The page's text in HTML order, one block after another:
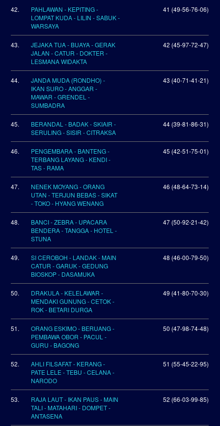
42.
PAHLAWAN - KEPITING -
LOMPAT KUDA - LILIN - SABUK -
WARSAYA
41 (49-56-76-06)
43.
JEJAKA TUA - BUAYA - GERAK
JALAN - CATUR - DOKTER -
LESMANA WIDAKTA
42 (45-97-72-47)
44.
JANDA MUDA (RONDHO) -
IKAN SURO - ANGGAR -
MAWAR - GRENDEL -
SUMBADRA
43 (40-71-41-21)
45.
BERANDAL - BADAK - SKIAIR -
SERULING - SISIR - CITRAKSA
44 (39-81-86-31)
46.
PENGEMBARA - BANTENG -
TERBANG LAYANG - KENDI -
TAS - RAMA
45 (42-51-75-01)
47.
NENEK MOYANG - ORANG
UTAN - TERJUN BEBAS - SIKAT
- TOKO - HYANG WENANG
46 (48-64-73-14)
48.
BANCI - ZEBRA - UPACARA
BENDERA - TANGGA - HOTEL -
STUNA
47 (50-92-21-42)
49.
SI CEROBOH - LANDAK - MAIN
CATUR - GARUK - GEDUNG
BIOSKOP - DASAMUKA
48 (46-00-79-50)
50.
DRAKULA - KELELAWAR -
MENDAKI GUNUNG - CETOK -
ROK - BETARI DURGA
49 (41-80-70-30)
51.
ORANG ESKIMO - BERUANG -
PEMBAWA OBOR - PACUL -
GURU - BAGONG
50 (47-98-74-48)
52.
AHLI FILSAFAT - KERANG -
PATE LELE - TEBU - CELANA -
NARODO
51 (55-45-22-95)
53.
RAJA LAUT - IKAN PAUS - MAIN
TALI - MATAHARI - DOMPET -
ANTASENA
52 (66-03-99-85)